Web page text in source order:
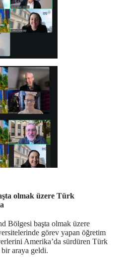
olmak üzere Türk
Bölgesi başta olmak üzere
görev yapan öğretim
Amerika’da sürdüren Türk
bir araya geldi.